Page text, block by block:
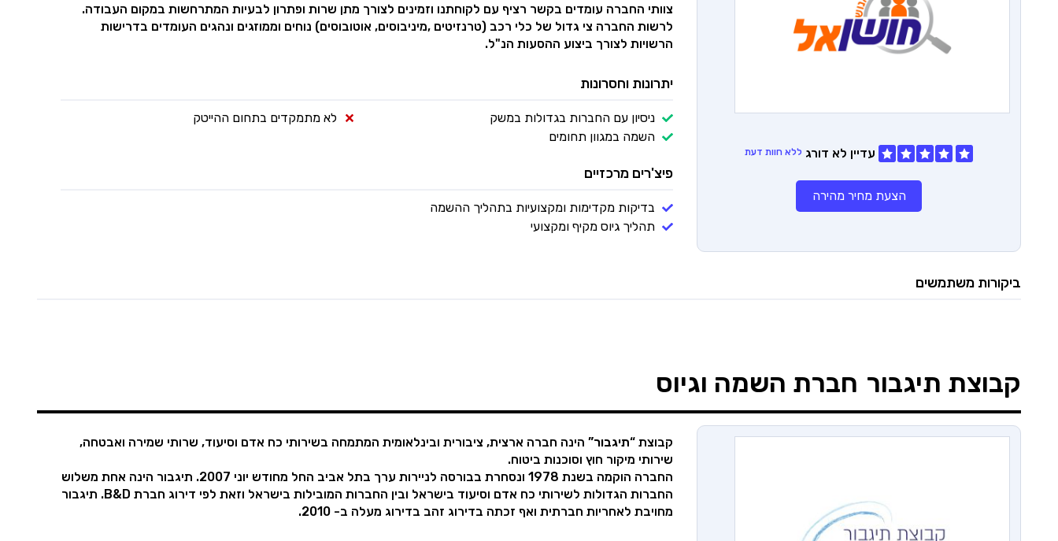
עדיין לא דורג ללא חוות דעת
הצעת מחיר מהירה
צוותי החברה עומדים בקשר רציף עם לקוחתנו וזמינים לצורך מתן שרות ופתרון לבעיות המתרחשות במקום העבודה.
לרשות החברה צי גדול של כלי רכב (טרנזיטים ,מיניבוסים, אוטובוסים) נוחים וממוזגים ונהגים העומדים בדרישות
הרשויות לצורך ביצוע ההסעות הנ"ל.
יתרונות וחסרונות
ניסיון עם החברות בגדולות במשק
השמה במגוון תחומים
לא מתמקדים בתחום ההייטק
פיצ'רים מרכזיים
בדיקות מקדימות ומקצועיות בתהליך ההשמה
תהליך גיוס מקיף ומקצועי
ביקורות משתמשים
קבוצת תיגבור חברת השמה וגיוס
קבוצת “תיגבור”הינה חברה ארצית, ציבורית ובינלאומית המתמחה בשירותי כח אדם וסיעוד, שרותי שמירה ואבטחה,
שירותי מיקור חוץ וסוכנות ביטוח.
החברה הוקמה בשנת 1978 ונסחרת בבורסה לניירות ערך בתל אביב החל מחודש יוני 2007. תיגבור הינה אחת משלוש
החברות הגדולות לשירותי כח אדם וסיעוד בישראל ובין החברות המובילות בישראל וזאת לפי דירוג חברת B&D. תיגבור
מחויבת לאחריות חברתית ואף זכתה בדירוג זהב בדירוג מעלה ב- 2010.